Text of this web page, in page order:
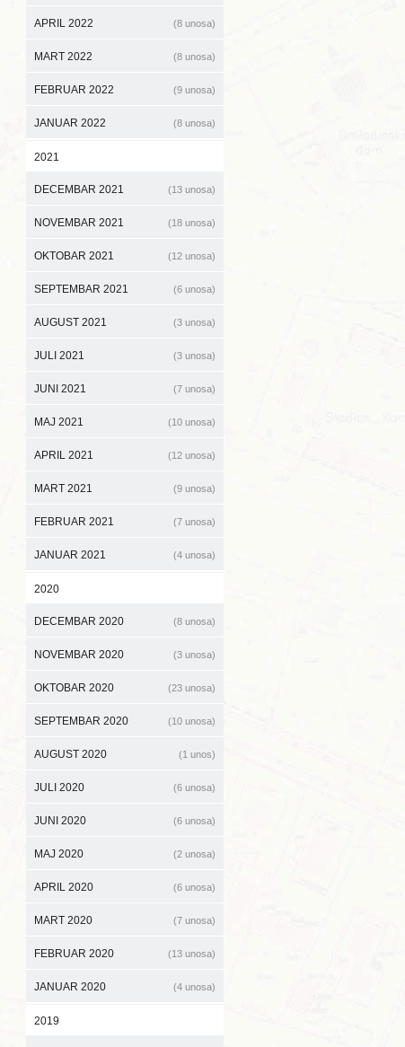
APRIL 2022 (8 unosa)
MART 2022 (8 unosa)
FEBRUAR 2022 (9 unosa)
JANUAR 2022 (8 unosa)
2021
DECEMBAR 2021 (13 unosa)
NOVEMBAR 2021 (18 unosa)
OKTOBAR 2021 (12 unosa)
SEPTEMBAR 2021 (6 unosa)
AUGUST 2021 (3 unosa)
JULI 2021 (3 unosa)
JUNI 2021 (7 unosa)
MAJ 2021 (10 unosa)
APRIL 2021 (12 unosa)
MART 2021 (9 unosa)
FEBRUAR 2021 (7 unosa)
JANUAR 2021 (4 unosa)
2020
DECEMBAR 2020 (8 unosa)
NOVEMBAR 2020 (3 unosa)
OKTOBAR 2020 (23 unosa)
SEPTEMBAR 2020 (10 unosa)
AUGUST 2020 (1 unos)
JULI 2020 (6 unosa)
JUNI 2020 (6 unosa)
MAJ 2020 (2 unosa)
APRIL 2020 (6 unosa)
MART 2020 (7 unosa)
FEBRUAR 2020 (13 unosa)
JANUAR 2020 (4 unosa)
2019